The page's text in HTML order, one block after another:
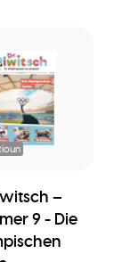
–
9 - Die